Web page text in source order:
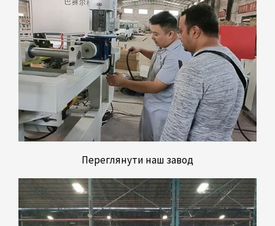
Переглянути наш завод